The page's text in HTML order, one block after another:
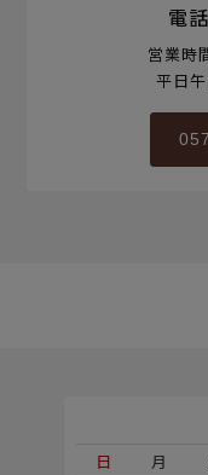
電
営業時
平日
日
月